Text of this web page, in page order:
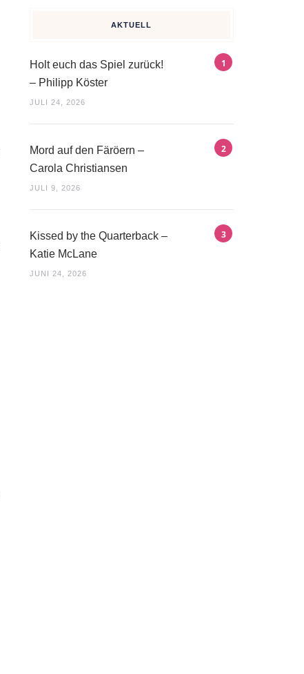
AKTUELL
Holt euch das Spiel zurück!
– Philipp Köster
JULI 24, 2026
Mord auf den Färöern –
Carola Christiansen
JULI 9, 2026
Kissed by the Quarterback –
Katie McLane
JUNI 24, 2026